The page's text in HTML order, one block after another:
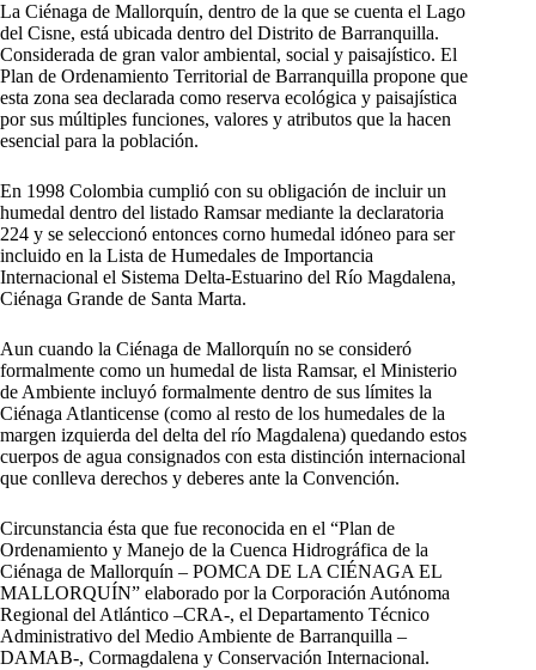
La Ciénaga de Mallorquín, dentro de la que se cuenta el Lago
del Cisne, está ubicada dentro del Distrito de Barranquilla.
Considerada de gran valor ambiental, social y paisajístico. El
Plan de Ordenamiento Territorial de Barranquilla propone que
esta zona sea declarada como reserva ecológica y paisajística
por sus múltiples funciones, valores y atributos que la hacen
esencial para la población.
En 1998 Colombia cumplió con su obligación de incluir un
humedal dentro del listado Ramsar mediante la declaratoria
224 y se seleccionó entonces corno humedal idóneo para ser
incluido en la Lista de Humedales de Importancia
Internacional el Sistema Delta-Estuarino del Río Magdalena,
Ciénaga Grande de Santa Marta.
Aun cuando la Ciénaga de Mallorquín no se consideró
formalmente como un humedal de lista Ramsar, el Ministerio
de Ambiente incluyó formalmente dentro de sus límites la
Ciénaga Atlanticense (como al resto de los humedales de la
margen izquierda del delta del río Magdalena) quedando estos
cuerpos de agua consignados con esta distinción internacional
que conlleva derechos y deberes ante la Convención.
Circunstancia ésta que fue reconocida en el “Plan de
Ordenamiento y Manejo de la Cuenca Hidrográfica de la
Ciénaga de Mallorquín – POMCA DE LA CIÉNAGA EL
MALLORQUÍN” elaborado por la Corporación Autónoma
Regional del Atlántico –CRA-, el Departamento Técnico
Administrativo del Medio Ambiente de Barranquilla –
DAMAB-, Cormagdalena y Conservación Internacional.